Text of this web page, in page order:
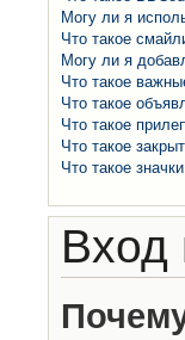
Могу ли я
Что такое
Могу ли я
Что такое
Что такое
Что такое
Что такое
Что такое
Вход